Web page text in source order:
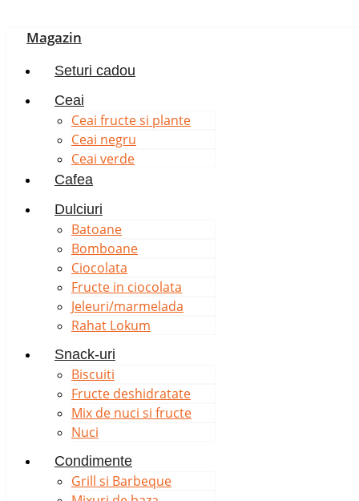
Magazin
Seturi cadou
Ceai
Ceai fructe si plante
Ceai negru
Ceai verde
Cafea
Dulciuri
Batoane
Bomboane
Ciocolata
Fructe in ciocolata
Jeleuri/marmelada
Rahat Lokum
Snack-uri
Biscuiti
Fructe deshidratate
Mix de nuci si fructe
Nuci
Condimente
Grill si Barbeque